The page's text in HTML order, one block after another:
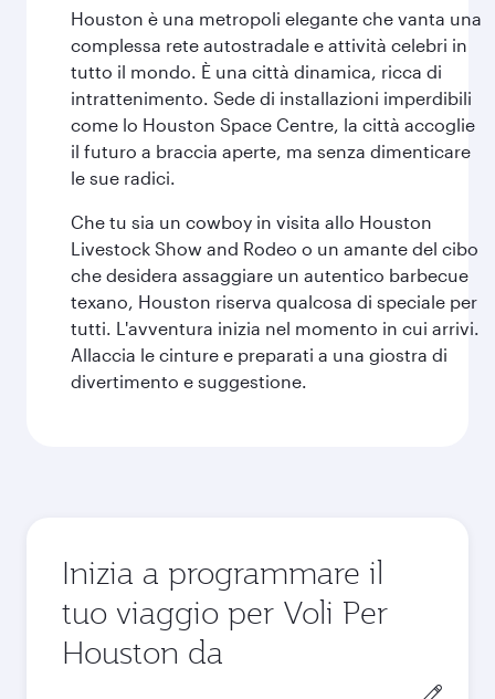
Houston è una metropoli elegante che vanta una
complessa rete autostradale e attività celebri in
tutto il mondo. È una città dinamica, ricca di
intrattenimento. Sede di installazioni imperdibili
come lo Houston Space Centre, la città accoglie
il futuro a braccia aperte, ma senza dimenticare
le sue radici.
Che tu sia un cowboy in visita allo Houston
Livestock Show and Rodeo o un amante del cibo
che desidera assaggiare un autentico barbecue
texano, Houston riserva qualcosa di speciale per
tutti. L'avventura inizia nel momento in cui arrivi.
Allaccia le cinture e preparati a una giostra di
divertimento e suggestione.
Inizia a programmare il
tuo viaggio per Voli Per
Houston da